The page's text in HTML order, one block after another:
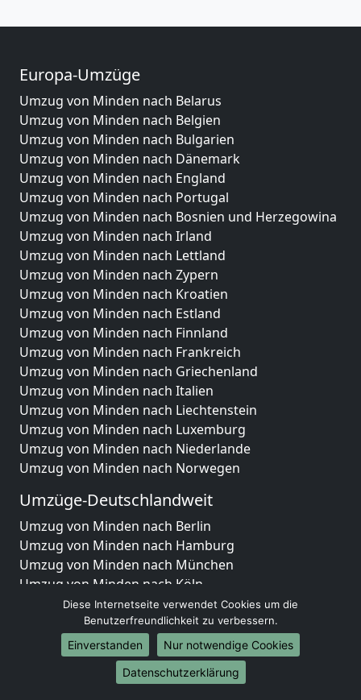
Europa-Umzüge
Umzug von Minden nach Belarus
Umzug von Minden nach Belgien
Umzug von Minden nach Bulgarien
Umzug von Minden nach Dänemark
Umzug von Minden nach England
Umzug von Minden nach Portugal
Umzug von Minden nach Bosnien und Herzegowina
Umzug von Minden nach Irland
Umzug von Minden nach Lettland
Umzug von Minden nach Zypern
Umzug von Minden nach Kroatien
Umzug von Minden nach Estland
Umzug von Minden nach Finnland
Umzug von Minden nach Frankreich
Umzug von Minden nach Griechenland
Umzug von Minden nach Italien
Umzug von Minden nach Liechtenstein
Umzug von Minden nach Luxemburg
Umzug von Minden nach Niederlande
Umzug von Minden nach Norwegen
Umzüge-Deutschlandweit
Umzug von Minden nach Berlin
Umzug von Minden nach Hamburg
Umzug von Minden nach München
Umzug von Minden nach Köln
Umzug von Minden nach Frankfurt am Main
Umzug von Minden nach Stuttgart
Umzug von Minden nach Düsseldorf
Umzug von Minden nach Leipzig
Umzug von Minden nach Dortmund
Diese Internetseite verwendet Cookies um die
Benutzerfreundlichkeit zu verbessern.
Einverstanden
Nur notwendige Cookies
Datenschutzerklärung